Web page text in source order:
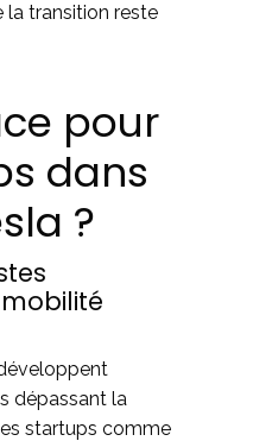
la transition reste
pour
dans
?
dépassant la
startups comme